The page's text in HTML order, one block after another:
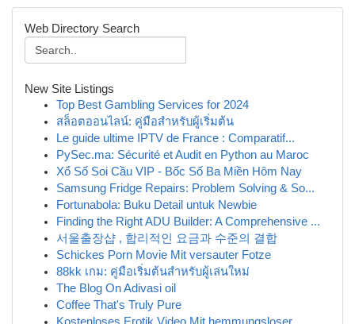
Web Directory Search
New Site Listings
Top Best Gambling Services for 2024
สล็อตออนไลน์: คู่มือสำหรับผู้เริ่มต้น
Le guide ultime IPTV de France : Comparatif...
PySec.ma: Sécurité et Audit en Python au Maroc
Xổ Số Soi Cầu VIP - Bốc Số Ba Miền Hôm Nay
Samsung Fridge Repairs: Problem Solving & So...
Fortunabola: Buku Detail untuk Newbie
Finding the Right ADU Builder: A Comprehensive ...
서울출장샵 , 합리적인 요금과 수준의 결합
Schickes Porn Movie Mit versauter Fotze
88kk เกม: คู่มือเริ่มต้นสำหรับผู้เล่นใหม่
The Blog On Adivasi oil
Coffee That's Truly Pure